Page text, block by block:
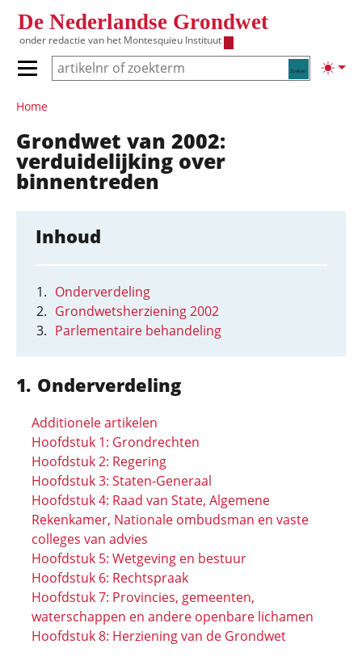
De Nederlandse Grondwet
onder redactie van het Montesquieu Instituut
Zoeken
Primair menu tonen/verbergen
Hoofdnavigatie
Home
Grondwet van 2002:
verduidelijking over
binnentreden
Inhoud
Onderverdeling
Grondwetsherziening 2002
Parlementaire behandeling
Onderverdeling
Additionele artikelen
Hoofdstuk 1: Grondrechten
Hoofdstuk 2: Regering
Hoofdstuk 3: Staten-Generaal
Hoofdstuk 4: Raad van State, Algemene
Rekenkamer, Nationale ombudsman en vaste
colleges van advies
Hoofdstuk 5: Wetgeving en bestuur
Hoofdstuk 6: Rechtspraak
Hoofdstuk 7: Provincies, gemeenten,
waterschappen en andere openbare lichamen
Hoofdstuk 8: Herziening van de Grondwet